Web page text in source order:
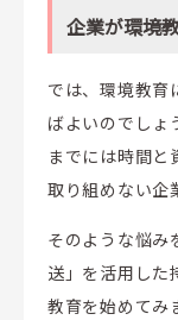
企業が環境
では、環境教育
ばよいのでしょ
までには時間と
取り組めない企
そのような悩み
送」を活用した
教育を始めてみ